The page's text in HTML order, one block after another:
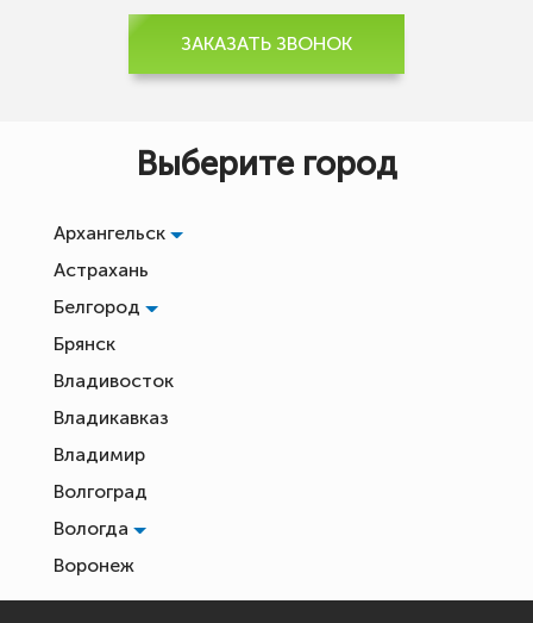
ЗАКАЗАТЬ ЗВОНОК
Выберите город
Архангельск
Астрахань
Белгород
Брянск
Владивосток
Владикавказ
Владимир
Волгоград
Вологда
Воронеж
Екатеринбург